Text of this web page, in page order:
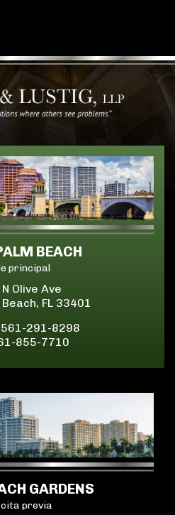
BEACH
principal
Olive Ave
FL 33401
561-291-8298
855-7710
GARDENS
cita previa